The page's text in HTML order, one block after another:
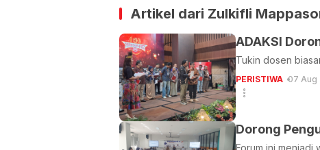
Artikel dari Zulkifli
ADAKSI
Tukin dosen
PERISTIWA 07 Aug
Dorong
Forum ini menjadi